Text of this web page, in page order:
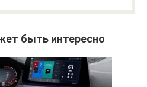
быть интересно